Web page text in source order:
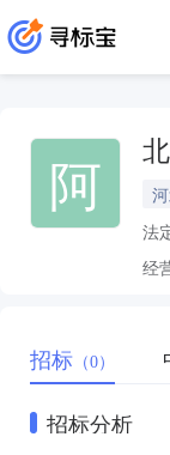
阿
法
经
招标 （0）
招标分析